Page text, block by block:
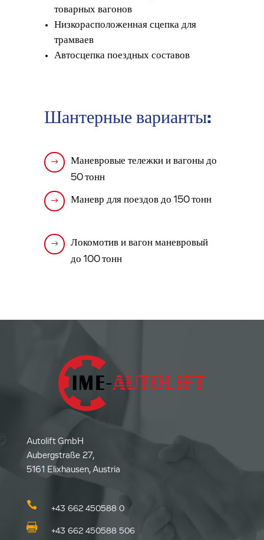
товарных вагонов
Низкорасположенная сцепка для
трамваев
Автосцепка поездных составов
Шантерные варианты:
$
Маневровые тележки и вагоны до
50 тонн
$ Маневр для поездов до 150 тонн
$
Локомотив и вагон маневровый
до 100 тонн
Autolift GmbH
Aubergstraße 27,
5161 Elixhausen, Austria
 +43 662 450588 0
 +43 662 450588 506